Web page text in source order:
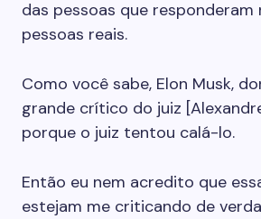
das pessoas que responderam
pessoas reais.
Como você sabe, Elon Musk,
grande crítico do juiz
porque o juiz tentou calá-lo.
Então eu nem acredito que
estejam me criticando de